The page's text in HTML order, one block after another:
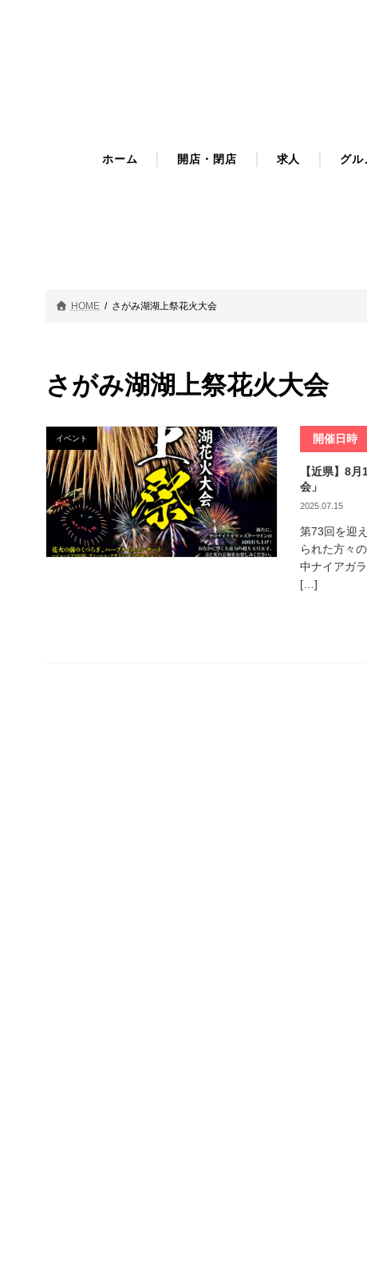
ホーム 開店・閉店 求人 グル
HOME さがみ湖湖上祭花火大会
さがみ湖湖上祭花火大会
イベント 開催日時
【近県】8
会」
2025.07.15
第73回を迎
られた方々
中ナイアガ
[…]